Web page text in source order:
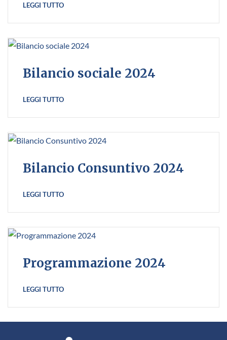
LEGGI TUTTO
Bilancio sociale 2024
LEGGI TUTTO
Bilancio Consuntivo 2024
LEGGI TUTTO
Programmazione 2024
LEGGI TUTTO